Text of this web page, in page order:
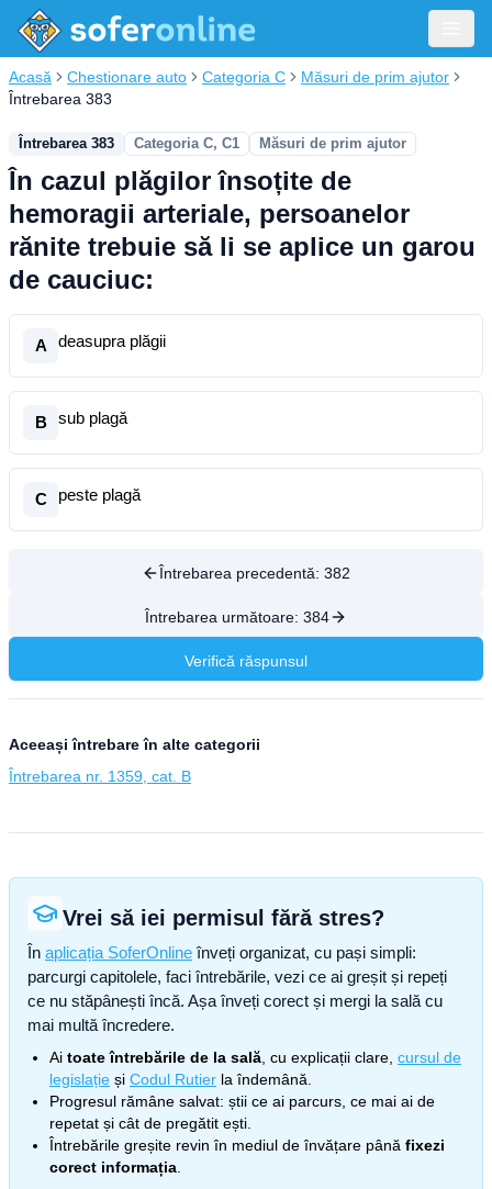
Acasă Chestionare auto Categoria C
Măsuri de prim ajutor
Întrebarea 383
Întrebarea 383 Categoria C, C1 Măsuri de prim ajutor
În cazul plăgilor însoțite de
hemoragii arteriale, persoanelor
rănite trebuie să li se aplice un garou
de cauciuc:
A deasupra plăgii
B sub plagă
C peste plagă
Întrebarea precedentă: 382
Întrebarea următoare: 384
Verifică răspunsul
Aceeași întrebare în alte categorii
Întrebarea nr. 1359, cat. B
Vrei să iei permisul fără stres?
În aplicația SoferOnline înveți organizat, cu pași simpli:
parcurgi capitolele, faci întrebările, vezi ce ai greșit și repeți
ce nu stăpânești încă. Așa înveți corect și mergi la sală cu
mai multă încredere.
Ai toate întrebările de la sală , cu explicații clare, cursul de
legislație și Codul Rutier la îndemână.
Progresul rămâne salvat: știi ce ai parcurs, ce mai ai de
repetat și cât de pregătit ești.
Întrebările greșite revin în mediul de învățare până fixezi
corect informația